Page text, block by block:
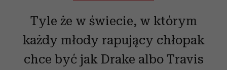
Tyle że w świecie, w którym
każdy młody rapujący chłopak
chce być jak Drake albo Travis